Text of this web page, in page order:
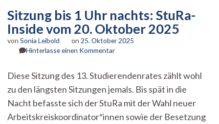
Sitzung bis 1 Uhr nachts: StuRa-
Inside vom 20. Oktober 2025
von Sonia Leibold on 25. Oktober 2025
Hinterlasse einen Kommentarzu
1
Uhr
nachts:
StuRa-
Inside
Diese Sitzung des 13. Studierendenrates zählt wohl
zu den längsten Sitzungen jemals. Bis spät in die
Nacht befasste sich der StuRa mit der Wahl neuer
Arbeitskreiskoordinator*innen sowie der Besetzung